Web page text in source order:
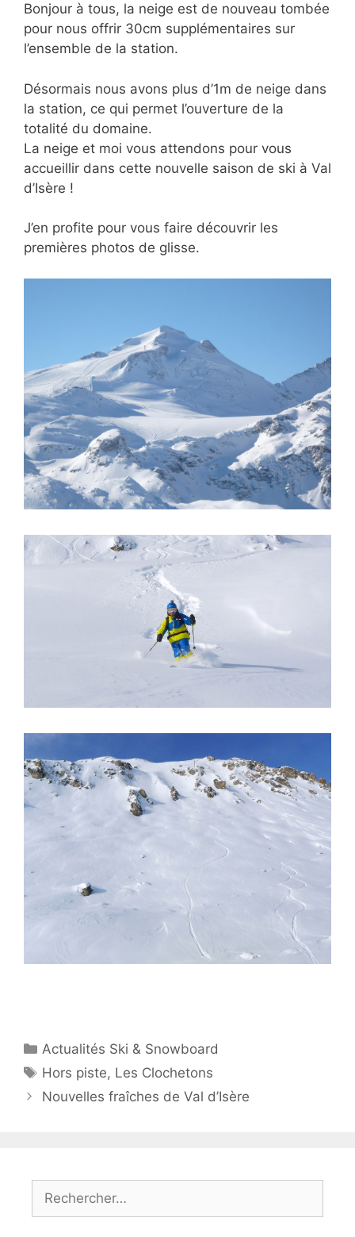
Bonjour à tous, la neige est de nouveau tombée
pour nous offrir 30cm supplémentaires sur
l’ensemble de la station.
Désormais nous avons plus d’1m de neige dans
la station, ce qui permet l’ouverture de la
totalité du domaine.
La neige et moi vous attendons pour vous
accueillir dans cette nouvelle saison de ski à Val
d’Isère !
J’en profite pour vous faire découvrir les
premières photos de glisse.
Catégories
Actualités Ski & Snowboard
Étiquettes
Hors piste, Les Clochetons
Nouvelles fraîches de Val d’Isère